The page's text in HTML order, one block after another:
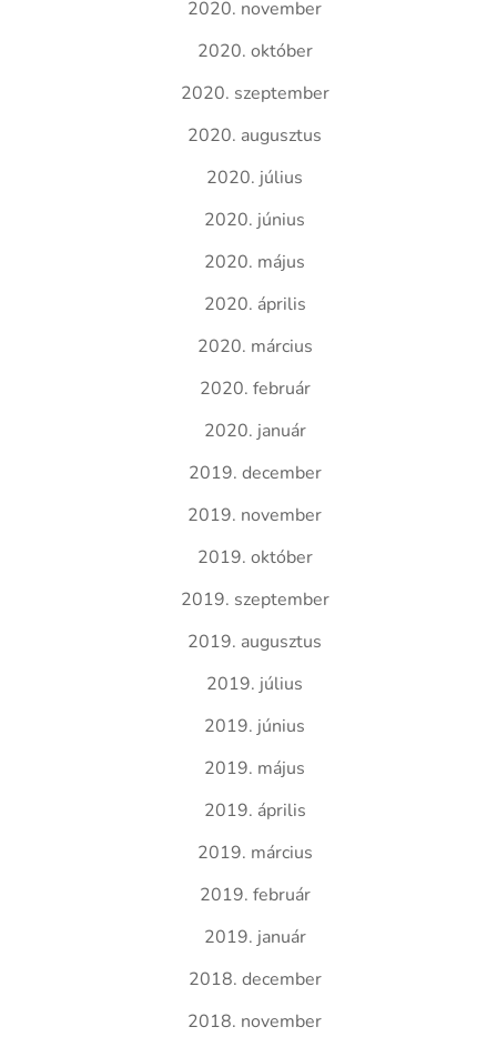
2020. november
2020. október
2020. szeptember
2020. augusztus
2020. július
2020. június
2020. május
2020. április
2020. március
2020. február
2020. január
2019. december
2019. november
2019. október
2019. szeptember
2019. augusztus
2019. július
2019. június
2019. május
2019. április
2019. március
2019. február
2019. január
2018. december
2018. november